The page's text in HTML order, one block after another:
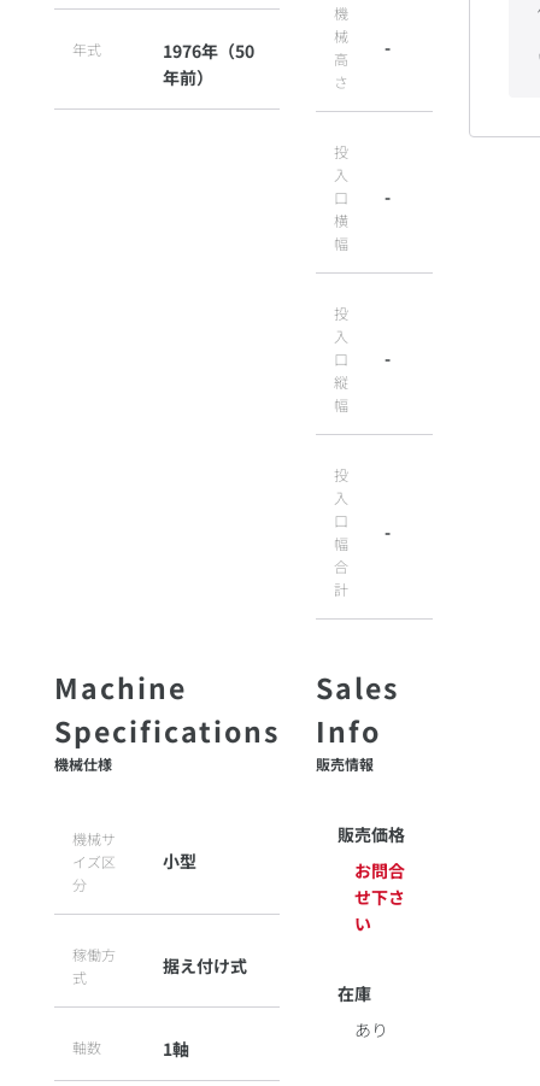
年式
1976年（50
年前）
機械仕様
機械サ
イズ区
分
小型
稼働方
式
据え付け式
軸数 1軸
機
械
高
さ
-
投
入
口
横
幅
-
投
入
口
縦
幅
-
投
入
口
幅
合
計
-
販売情報
販売価格
お問合
せ下さ
い
在庫
あり